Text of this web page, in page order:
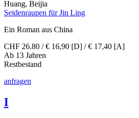
Huang, Beijia
Seidenraupen für Jin Ling
Ein Roman aus China
CHF 26.80 / € 16,90 [D] / € 17,40 [A]
Ab 13 Jahren
Restbestand
anfragen
I